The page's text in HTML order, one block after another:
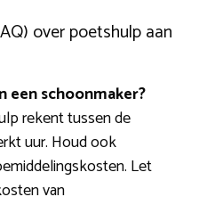
over poetshulp aan
een schoonmaker?
rekent tussen de
uur. Houd ook
Let
van